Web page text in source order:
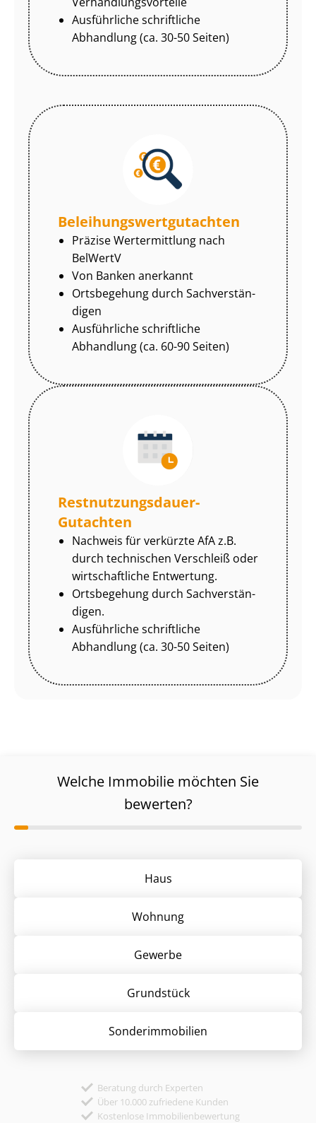
Ausführliche schriftliche
Abhandlung (ca. 30-50 Seiten)
Be­lei­hungs­wert­gut­ach­ten
Präzise Wertermittlung nach
BelWertV
Von Banken anerkannt
Ortsbegehung durch Sach­ver­stän­
di­gen
Ausführliche schriftliche
Abhandlung (ca. 60-90 Seiten)
Rest­nut­zungs­dau­er-
Gutachten
Nachweis für verkürzte AfA z.B.
durch technischen Verschleiß oder
wirtschaftliche Entwertung.
Ortsbegehung durch Sach­ver­stän­
di­gen.
Ausführliche schriftliche
Abhandlung (ca. 30-50 Seiten)
Welche Immobilie möchten Sie
bewerten?
Haus
Wohnung
Gewerbe
Grund­stück
Sonder­immobilien
Beratung durch Experten
Über 10.000 zufriedene Kunden
Kostenlose Immobilienbewertung